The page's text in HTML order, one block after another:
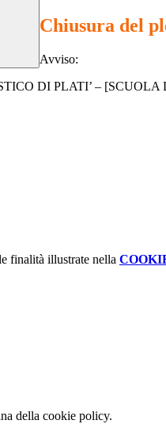
Chiusura del
Avviso:
DI PLATI’ –
finalità illustrate nella
della cookie policy.